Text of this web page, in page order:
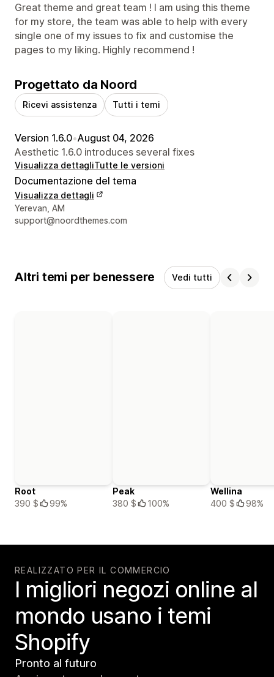
Great theme and great team ! I am using this theme
for my store, the team was able to help with every
single one of my issues to fix and customise the
pages to my liking. Highly recommend !
Progettato da Noord
Ricevi assistenza Tutti i temi
Version 1.6.0•August 04, 2026
Aesthetic 1.6.0 introduces several fixes
Visualizza dettagliTutte le versioni
Documentazione del tema
Visualizza dettagli
Recapiti del designer
Yerevan, AM
support@noordthemes.com
Altri temi per benessere Vedi tutti
Root
390 $
99%
Peak
380 $
100%
Wellina
400 $
98%
REALIZZATO PER IL COMMERCIO
I migliori negozi online al
mondo usano i temi
Shopify
Pronto al futuro